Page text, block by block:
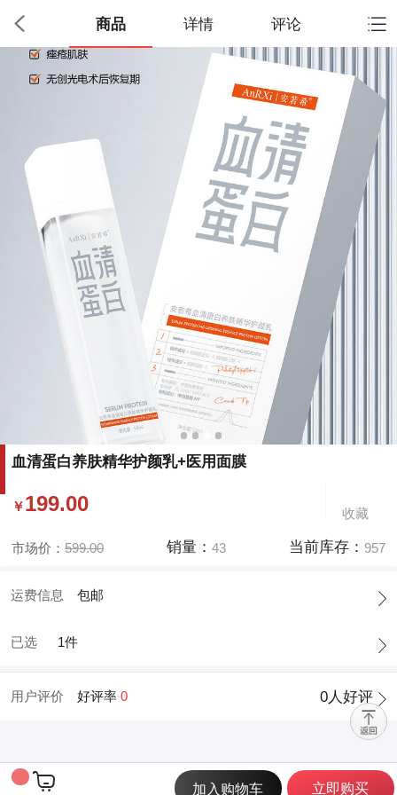
商品 详情 评论
血清蛋白养肤精华护颜乳+医用面膜
￥199.00 收藏
市场价：599.00 销量： 43 当前库存： 957
运费信息 包邮
已选 1件
用户评价 好评率 0 0人好评
 加入购物车 立即购买